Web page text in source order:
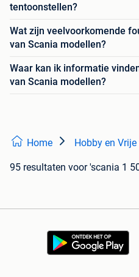
tentoonstellen?
Wat zijn veelvoorkomende
van Scania modellen?
Waar kan ik informatie
van Scania modellen?
Home Hobby en
95 resultaten voor 'scania 1